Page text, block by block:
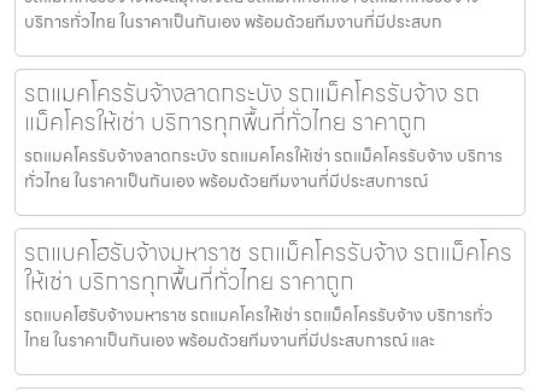
บริการทั่วไทย ในราคาเป็นกันเอง พร้อมด้วยทีมงานที่มีประสบก
รถแมคโครรับจ้างลาดกระบัง รถแม็คโครรับจ้าง รถ
แม็คโครให้เช่า บริการทุกพื้นที่ทั่วไทย ราคาถูก
รถแมคโครรับจ้างลาดกระบัง รถแมคโครให้เช่า รถแม็คโครรับจ้าง บริการ
ทั่วไทย ในราคาเป็นกันเอง พร้อมด้วยทีมงานที่มีประสบการณ์
รถแบคโฮรับจ้างมหาราช รถแม็คโครรับจ้าง รถแม็คโคร
ให้เช่า บริการทุกพื้นที่ทั่วไทย ราคาถูก
รถแบคโฮรับจ้างมหาราช รถแมคโครให้เช่า รถแม็คโครรับจ้าง บริการทั่ว
ไทย ในราคาเป็นกันเอง พร้อมด้วยทีมงานที่มีประสบการณ์ และ